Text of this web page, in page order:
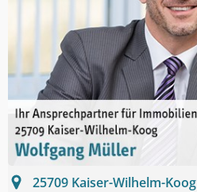
25709 Kaiser-Wilhelm-Koog